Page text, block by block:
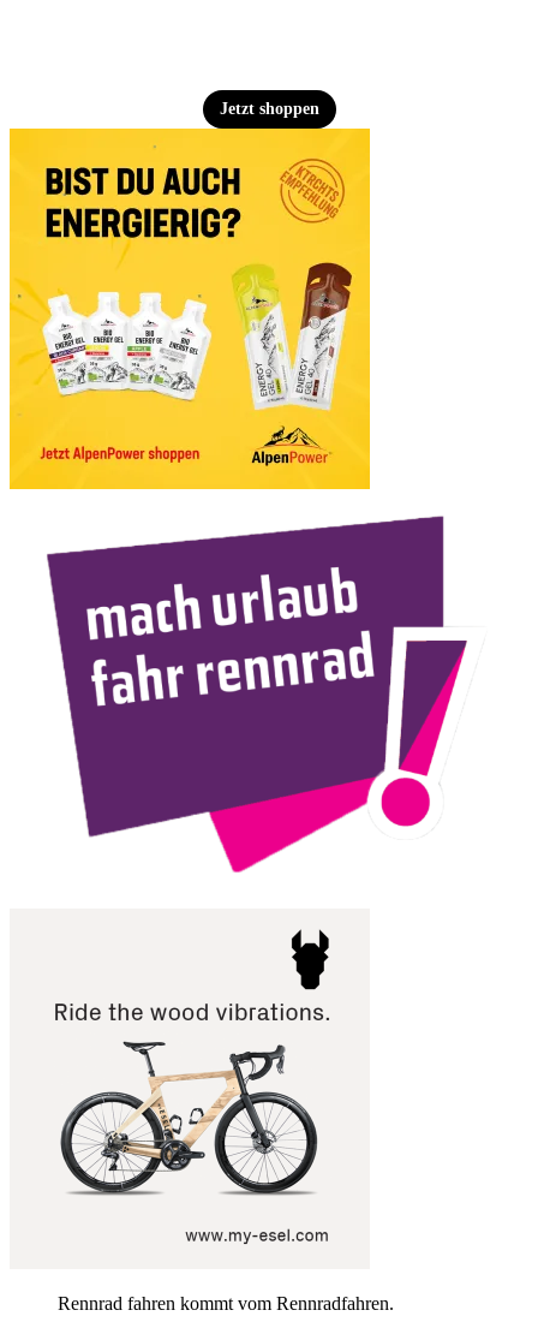
Jetzt shoppen
Rennrad fahren kommt vom Rennradfahren.